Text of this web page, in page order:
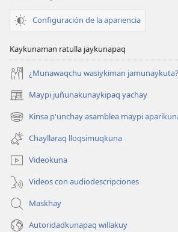
Configuración de la apariencia
Kaykunaman ratulla jaykunapaq
¿Munawaqchu wasiykiman jamunaykuta?
Maypi juñunakunaykipaq yachay
(abre
una
nueva
ventana)
Kinsa p'unchay asamblea maypi
(abre
una
nueva
ventana)
Chayllaraq lloqsimuqkuna
Videokuna
Videos con audiodescripciones
Maskhay
Autoridadkunapaq willakuy